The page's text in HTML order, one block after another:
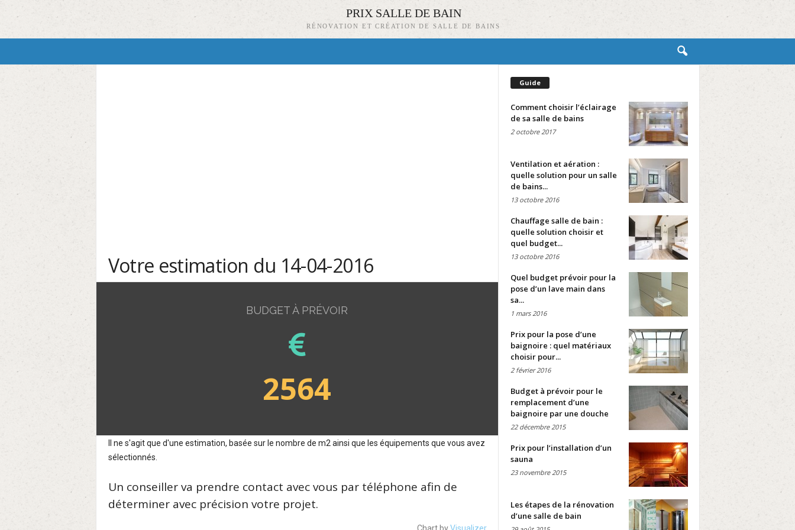
PRIX SALLE DE BAIN
RÉNOVATION ET CRÉATION DE SALLE DE BAINS
Votre estimation du 14-04-2016
BUDGET À PRÉVOIR
2564
Il ne s'agit que d'une estimation, basée sur le nombre de m2 ainsi que les équipements que vous avez
sélectionnés.
Un conseiller va prendre contact avec vous par téléphone afin de
déterminer avec précision votre projet.
Chart byVisualizer
Guide
Comment choisir l’éclairage
de sa salle de bains
2 octobre 2017
Ventilation et aération :
quelle solution pour un salle
de bains...
13 octobre 2016
Chauffage salle de bain :
quelle solution choisir et
quel budget...
13 octobre 2016
Quel budget prévoir pour la
pose d’un lave main dans
sa...
1 mars 2016
Prix pour la pose d’une
baignoire : quel matériaux
choisir pour...
2 février 2016
Budget à prévoir pour le
remplacement d’une
baignoire par une douche
22 décembre 2015
Prix pour l’installation d’un
sauna
23 novembre 2015
Les étapes de la rénovation
d’une salle de bain